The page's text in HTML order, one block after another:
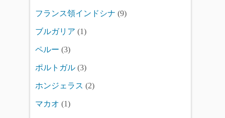
フランス領インドシナ (9)
ブルガリア (1)
ペルー (3)
ポルトガル (3)
ホンジェラス (2)
マカオ (1)